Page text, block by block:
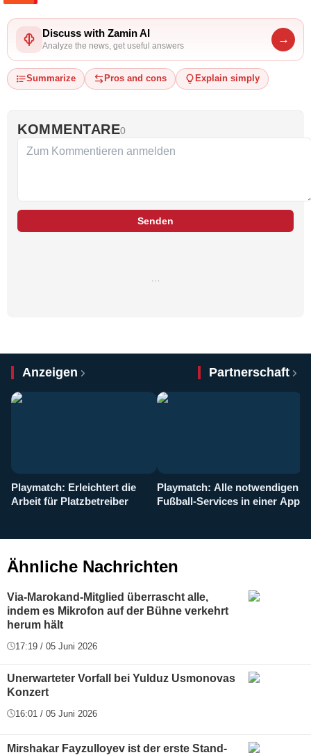
Discuss with Zamin AI
Analyze the news, get useful answers
→
Summarize Pros and cons Explain simply
KOMMENTARE0
Senden
Anzeigen Partnerschaft
Playmatch: Erleichtert die
Arbeit für Platzbetreiber
Playmatch: Alle notwendigen
Fußball-Services in einer App
Ähnliche Nachrichten
Via-Marokand-Mitglied überrascht alle,
indem es Mikrofon auf der Bühne verkehrt
herum hält
17:19 / 05 Juni 2026
Unerwarteter Vorfall bei Yulduz Usmonovas
Konzert
16:01 / 05 Juni 2026
Mirshakar Fayzulloyev ist der erste Stand-